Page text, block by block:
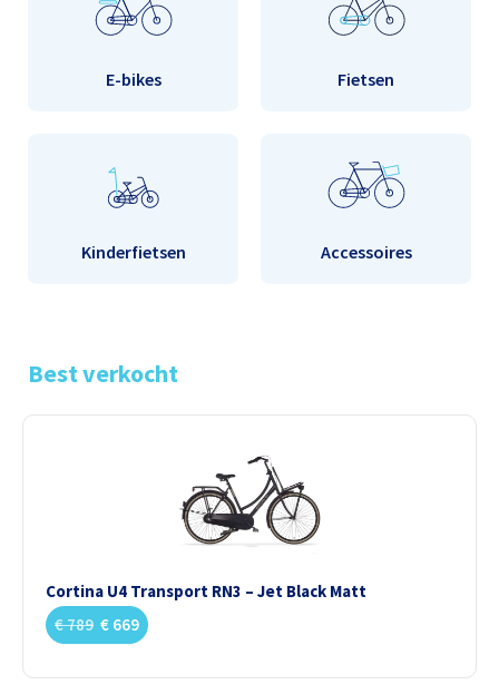
E-bikes Fietsen
Kinderfietsen Accessoires
Best verkocht
Cortina U4 Transport RN3 – Jet Black Matt
€789 € 669